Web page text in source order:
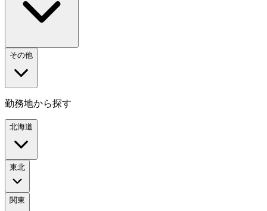
その他
勤務地から探す
北海道
東北
関東